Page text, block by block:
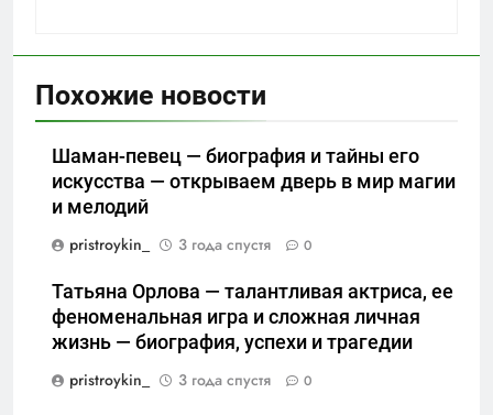
Похожие новости
Шаман-певец — биография и тайны его
искусства — открываем дверь в мир магии
и мелодий
pristroykin_
3 года спустя 0
Татьяна Орлова — талантливая актриса, ее
феноменальная игра и сложная личная
жизнь — биография, успехи и трагедии
pristroykin_
3 года спустя 0